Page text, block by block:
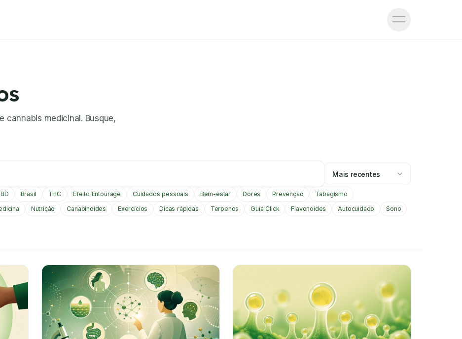
cannabis medicinal. Busque,
Mais recentes
Brasil THC Efeito Entourage Cuidados pessoais Bem-estar Dores Prevenção
Tabagismo
Nutrição Canabinoides Exercícios Dicas rápidas Terpenos Guia Click Flavonoides Autocuidado
Sono